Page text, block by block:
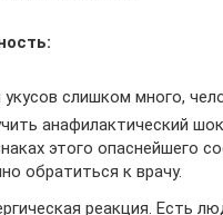
укусов слишком много,
анафилактический
этого опаснейшего
обратиться к врачу.
реакция. Есть